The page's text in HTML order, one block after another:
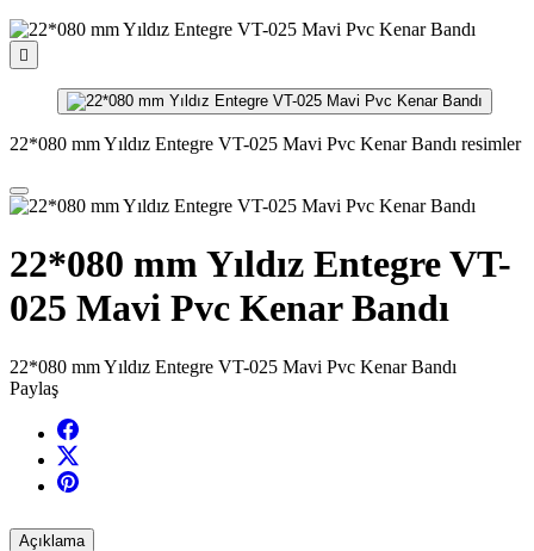

22*080 mm Yıldız Entegre VT-025 Mavi Pvc Kenar Bandı resimler
22*080 mm Yıldız Entegre VT-
025 Mavi Pvc Kenar Bandı
22*080 mm Yıldız Entegre VT-025 Mavi Pvc Kenar Bandı
Paylaş
Açıklama